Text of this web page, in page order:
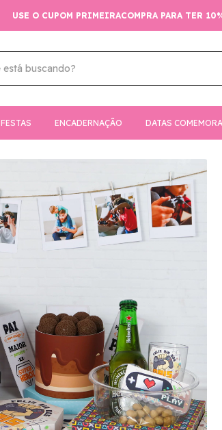
USE O CUPOM PRIMEIRACOMPRA PARA TER
FESTAS ENCADERNAÇÃO DATAS